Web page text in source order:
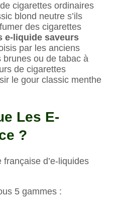
cigarettes ordinaires
blond neutre s’ils
des cigarettes
e-liquide saveurs
par les anciens
ou de tabac à
de cigarettes
le gour classic menthe
Les E-
?
française d’e-liquides
5 gammes :